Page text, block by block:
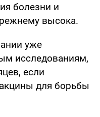
болезни и
высока.
уже
исследованиям,
если
для борьбы